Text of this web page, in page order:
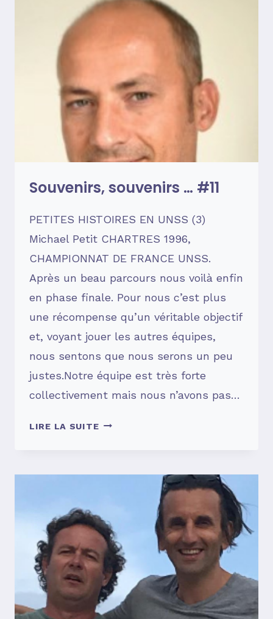
Souvenirs, souvenirs … #11
PETITES HISTOIRES EN UNSS (3)
Michael Petit CHARTRES 1996,
CHAMPIONNAT DE FRANCE UNSS.
Après un beau parcours nous voilà enfin
en phase finale. Pour nous c’est plus
une récompense qu’un véritable objectif
et, voyant jouer les autres équipes,
nous sentons que nous serons un peu
justes.Notre équipe est très forte
collectivement mais nous n’avons pas…
LIRE LA SUITESOUVENIRS,